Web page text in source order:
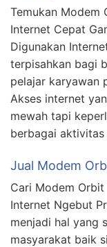
Temukan Modem
Internet Cepat
Digunakan
terpisahkan bagi
pelajar karyawan
Akses internet
mewah tapi
berbagai
Jual Modem
Cari Modem
Internet Ngebut
menjadi hal yang
masyarakat baik